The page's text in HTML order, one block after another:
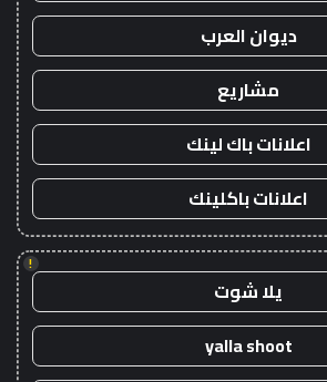
ديوان العرب
مشاريع
اعلانات باك لينك
اعلانات باكلينك
!
يلا شوت
yalla shoot